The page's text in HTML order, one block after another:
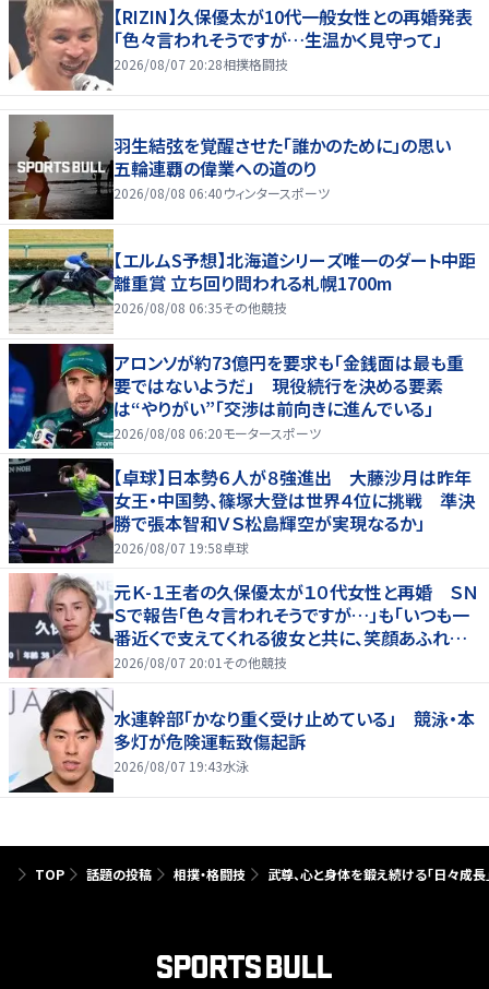
【RIZIN】久保優太が10代一般女性との再婚発表
「色々言われそうですが…生温かく見守って」
2026/08/07 20:28相撲格闘技
羽生結弦を覚醒させた「誰かのために」の思い
五輪連覇の偉業への道のり
2026/08/08 06:40ウィンタースポーツ
【エルムS予想】北海道シリーズ唯一のダート中距
離重賞 立ち回り問われる札幌1700m
2026/08/08 06:35その他競技
アロンソが約73億円を要求も「金銭面は最も重
要ではないようだ」 現役続行を決める要素
は“やりがい”「交渉は前向きに進んでいる」
2026/08/08 06:20モータースポーツ
【卓球】日本勢６人が８強進出 大藤沙月は昨年
女王・中国勢、篠塚大登は世界４位に挑戦 準決
勝で張本智和ＶＳ松島輝空が実現なるか」
2026/08/07 19:58卓球
元Ｋ-１王者の久保優太が１０代女性と再婚 ＳＮ
Ｓで報告「色々言われそうですが…」も「いつも一
番近くで支えてくれる彼女と共に、笑顔あふれる
家庭を築いていきたい」
2026/08/07 20:01 その他競技
水連幹部「かなり重く受け止めている」 競泳・本
多灯が危険運転致傷起訴
2026/08/07 19:43水泳
TOP 話題の投稿 相撲・格闘技 武尊、心と身体を鍛え続ける「日々成長